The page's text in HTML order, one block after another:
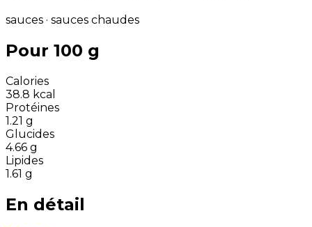
sauces · sauces chaudes
Pour 100 g
Calories
38.8 kcal
Protéines
1.21 g
Glucides
4.66 g
Lipides
1.61 g
En détail